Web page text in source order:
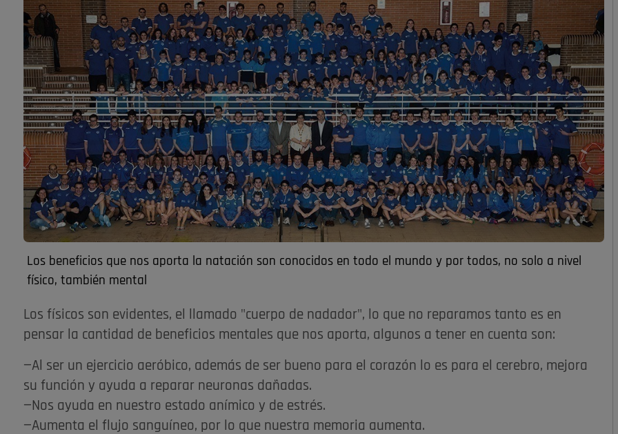
Los beneficios que nos aporta la natación son conocidos en todo el mundo y por todos, no solo a nivel
físico, también mental
Los físicos son evidentes, el llamado "cuerpo de nadador", lo que no reparamos tanto es en
pensar la cantidad de beneficios mentales que nos aporta, algunos a tener en cuenta son:
—Al ser un ejercicio aeróbico, además de ser bueno para el corazón lo es para el cerebro, mejora
su función y ayuda a reparar neuronas dañadas.
—Nos ayuda en nuestro estado anímico y de estrés.
—Aumenta el flujo sanguíneo, por lo que nuestra memoria aumenta.